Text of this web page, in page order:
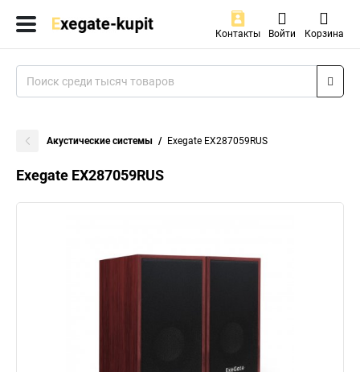
Контакты Войти Корзина
Акустические системы Exegate EX287059RUS
Exegate EX287059RUS